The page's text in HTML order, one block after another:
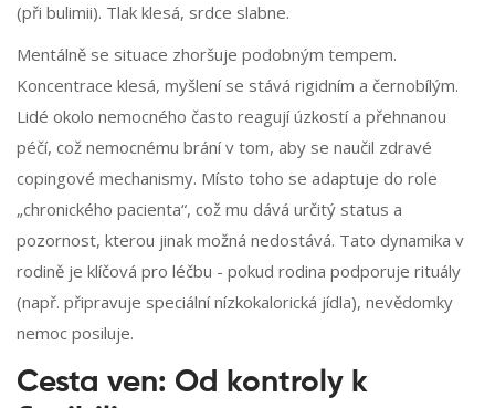
(při bulimii). Tlak klesá, srdce slabne.
Mentálně se situace zhoršuje podobným tempem.
Koncentrace klesá, myšlení se stává rigidním a černobílým.
Lidé okolo nemocného často reagují úzkostí a přehnanou
péčí, což nemocnému brání v tom, aby se naučil zdravé
copingové mechanismy. Místo toho se adaptuje do role
„chronického pacienta“, což mu dává určitý status a
pozornost, kterou jinak možná nedostává. Tato dynamika v
rodině je klíčová pro léčbu - pokud rodina podporuje rituály
(např. připravuje speciální nízkokalorická jídla), nevědomky
nemoc posiluje.
Cesta ven: Od kontroly k